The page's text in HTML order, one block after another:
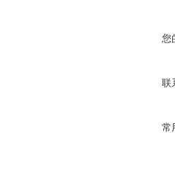
您
联
常